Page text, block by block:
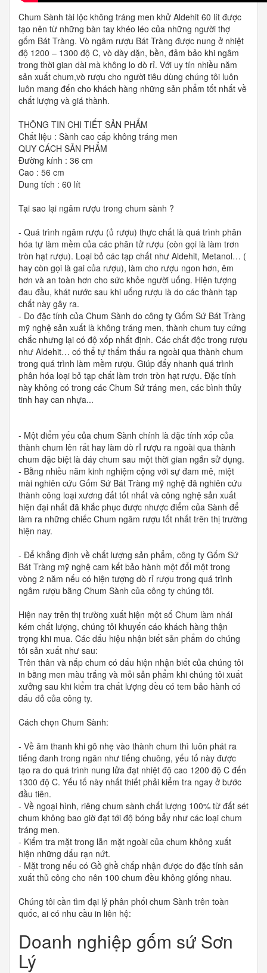
Chum Sành tài lộc không tráng men khử Aldehit 60 lít được
tạo nên từ những bàn tay khéo léo của những người thợ
gốm Bát Tràng. Vò ngâm rượu Bát Tràng được nung ở nhiệt
độ 1200 – 1300 độ C, vò dày dặn, bền, đảm bảo khi ngâm
trong thời gian dài mà không lo dò rỉ. Với uy tín nhiều năm
sản xuất chum,vò rượu cho người tiêu dùng chúng tôi luôn
luôn mang đến cho khách hàng những sản phẩm tốt nhất về
chất lượng và giá thành.
THÔNG TIN CHI TIẾT SẢN PHẨM
Chất liệu : Sành cao cấp không tráng men
QUY CÁCH SẢN PHẨM
Đường kính : 36 cm
Cao : 56 cm
Dung tích : 60 lít
Tại sao lại ngâm rượu trong chum sành ?
- Quá trình ngâm rượu (ủ rượu) thực chất là quá trình phân
hóa tự làm mềm của các phân tử rượu (còn gọi là làm trơn
tròn hạt rượu). Loại bỏ các tạp chất như Aldehit, Metanol… (
hay còn gọi là gai của rượu), làm cho rượu ngon hơn, êm
hơn và an toàn hơn cho sức khỏe người uống. Hiện tượng
đau đầu, khát nước sau khi uống rượu là do các thành tạp
chất này gây ra.
- Do đặc tính của Chum Sành do công ty Gốm Sứ Bát Tràng
mỹ nghệ sản xuất là không tráng men, thành chum tuy cứng
chắc nhưng lại có độ xốp nhất định. Các chất độc trong rượu
như Aldehit… có thể tự thẩm thấu ra ngoài qua thành chum
trong quá trình làm mềm rượu. Giúp đẩy nhanh quá trình
phân hóa loại bỏ tạp chất làm trơn tròn hạt rượu. Đặc tính
này không có trong các Chum Sứ tráng men, các bình thủy
tinh hay can nhựa...
- Một điểm yếu của chum Sành chính là đặc tính xốp của
thành chum lên rất hay làm dò rỉ rượu ra ngoài qua thành
chum đặc biệt là đáy chum sau một thời gian ngắn sử dụng.
- Bằng nhiều năm kinh nghiệm cộng với sự đam mê, miệt
mài nghiên cứu Gốm Sứ Bát Tràng mỹ nghệ đã nghiên cứu
thành công loại xương đất tốt nhất và công nghệ sản xuất
hiện đại nhất đã khắc phục được nhược điểm của Sành để
làm ra những chiếc Chum ngâm rượu tốt nhất trên thị trường
hiện nay.
- Để khẳng định về chất lượng sản phẩm, công ty Gốm Sứ
Bát Tràng mỹ nghệ cam kết bảo hành một đổi một trong
vòng 2 năm nếu có hiện tượng dò rỉ rượu trong quá trình
ngâm rượu bằng Chum Sành của công ty chúng tôi.
Hiện nay trên thị trường xuất hiện một số Chum làm nhái
kém chất lượng, chúng tôi khuyến cáo khách hàng thận
trọng khi mua. Các dấu hiệu nhận biết sản phẩm do chúng
tôi sản xuất như sau:
Trên thân và nắp chum có dấu hiện nhận biết của chúng tôi
in bằng men màu trắng và mỗi sản phẩm khi chúng tôi xuất
xưởng sau khi kiểm tra chất lượng đều có tem bảo hành có
dấu đỏ của công ty.
Cách chọn Chum Sành:
- Về âm thanh khi gõ nhẹ vào thành chum thì luôn phát ra
tiếng đanh trong ngân như tiếng chuông, yếu tố này được
tạo ra do quá trình nung lửa đạt nhiệt độ cao 1200 độ C đến
1300 độ C. Yếu tố này nhất thiết phải kiểm tra ngay ở bước
đầu tiên.
- Về ngoại hình, riêng chum sành chất lượng 100% từ đất sét
chum không bao giờ đạt tới độ bóng bẩy như các loại chum
tráng men.
- Kiểm tra mặt trong lẫn mặt ngoài của chum không xuất
hiện những dấu rạn nứt.
- Mặt trong nếu có Gồ ghề chấp nhận được do đặc tính sản
xuất thủ công cho nên 100 chum đều không giống nhau.
Chúng tôi cần tìm đại lý phân phối chum Sành trên toàn
quốc, ai có nhu cầu in liên hệ:
Doanh nghiệp gốm sứ Sơn
Lý